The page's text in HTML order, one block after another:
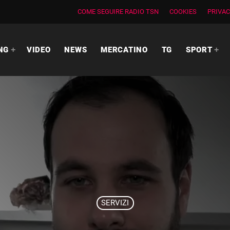
COME SEGUIRE RADIO TSN COOKIES
VIDEO NEWS MERCATINO TG SPORT
SERVIZI